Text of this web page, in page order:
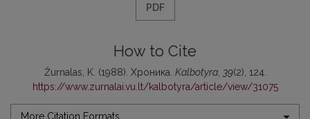
PDF
How to Cite
Žurnalas, K. (1988). Хроника. Kalbotyra, 39(2), 124.
https://www.zurnalai.vu.lt/kalbotyra/article/view/31075
More Citation Formats